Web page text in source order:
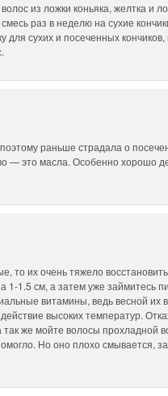
из ложки коньяка, желтка и
раз в неделю на сухие
сухих и посеченных
раньше страдала о
— это масла. Особенно хорошо
то их очень тяжело
1-1.5 см, а затем уже займитесь
витамины, ведь весной их
высоких температур.
же мойте волосы прохладной
Но оно плохо смывается,